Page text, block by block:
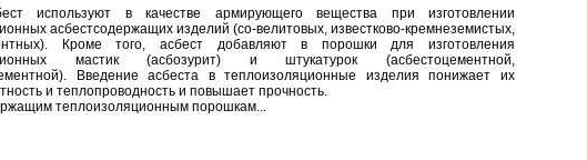
используют в качестве армирующего вещества при изготовлении
асбестсодержащих изделий (со-велитовых, известково-кремнеземистых,
Кроме того, асбест добавляют в порошки для изготовления
мастик (асбозурит) и штукатурок (асбестоцементной,
Введение асбеста в теплоизоляционные изделия понижает их
и теплопроводность и повышает прочность.
теплоизоляционным порошкам...